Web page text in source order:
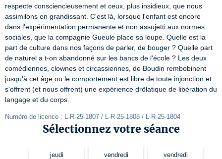
respecte consciencieusement et ceux, plus insidieux, que nous
assimilons en grandissant. C'est là, lorsque l'enfant est encore
dans l'expérimentation permanente et non assujetti aux normes
sociales, que la compagnie Gueule place sa loupe. Quelle est la
part de culture dans nos façons de parler, de bouger ? Quelle part
de naturel a t-on abandonné sur les bancs de l'école ? Les deux
comédiennes, clownes et circassiennes, de Boudin rembobinent
jusqu'à cet âge ou le comportement est libre de toute injonction et
s'offrent (et nous offrent) une expérience drôlatique de libération du
langage et du corps.
Numéro de licence : L-R-25-1807 / L-R-25-1808 / L-R-25-1804
Sélectionnez votre séance
jeudi vendredi vendredi